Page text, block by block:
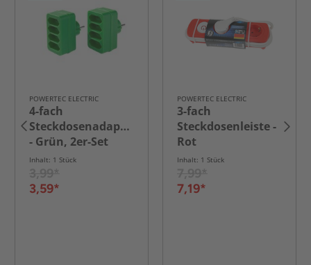
POWERTEC ELECTRIC
4-fach
Steckdosenadapter
- Grün, 2er-Set
Inhalt: 1 Stück
3,59*
POWERTEC ELECTRIC
3-fach
Steckdosenleiste -
Rot
Inhalt: 1 Stück
7,19*